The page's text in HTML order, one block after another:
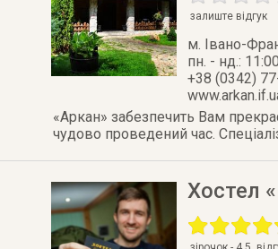
залиште відгук
м. Івано-
пн. - нд.:
+38 (0342)
«Аркан» забезпечить Вам
чудово проведений час.
Хостел